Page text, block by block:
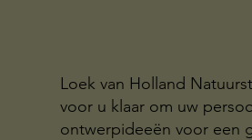
Loek van Holland
voor u klaar om uw
ontwerpideeën voor een